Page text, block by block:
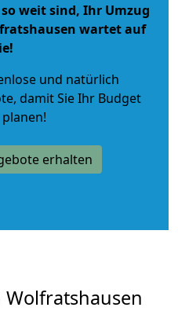
weit sind, Ihr Umzug
wartet auf
und natürlich
, damit Sie Ihr Budget
erhalten
Wolfratshausen